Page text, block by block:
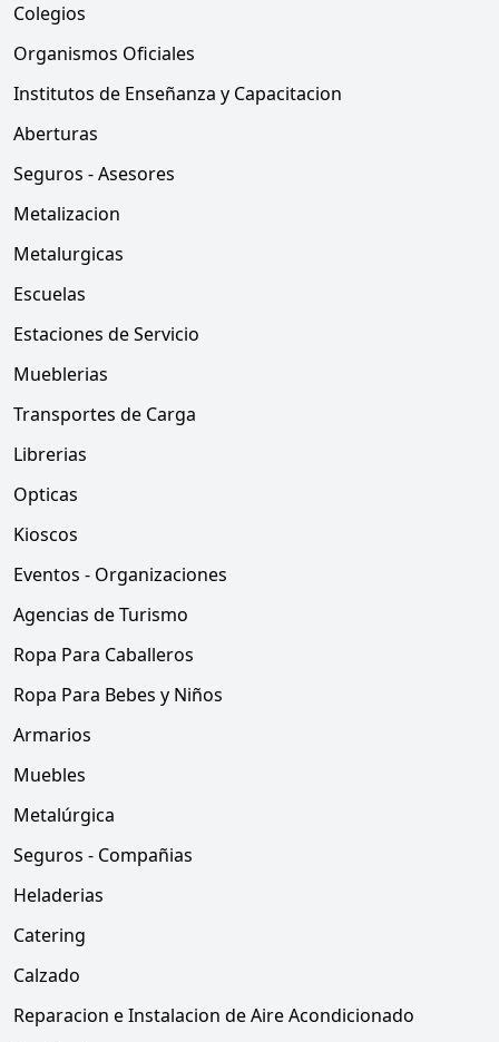
Colegios
Organismos Oficiales
Institutos de Enseñanza y Capacitacion
Aberturas
Seguros - Asesores
Metalizacion
Metalurgicas
Escuelas
Estaciones de Servicio
Mueblerias
Transportes de Carga
Librerias
Opticas
Kioscos
Eventos - Organizaciones
Agencias de Turismo
Ropa Para Caballeros
Ropa Para Bebes y Niños
Armarios
Muebles
Metalúrgica
Seguros - Compañias
Heladerias
Catering
Calzado
Reparacion e Instalacion de Aire Acondicionado